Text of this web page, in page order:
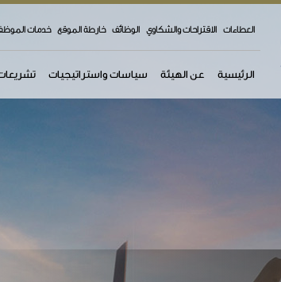
العطاءات الاقتراحات والشكاوي الوظائف خارطة الموقع خدمات
الرئيسية عن الهيئة سياسات واستراتيجيات